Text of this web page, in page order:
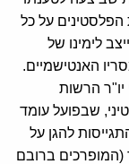
מאז 1947 הביאה את הפלסטינים על כל
לימינו של
האנטישמיים.
הרשות
שבפועל עומד
להגן על
ברובם